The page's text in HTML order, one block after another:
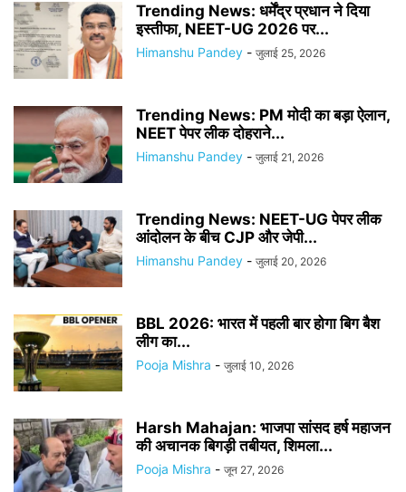
Trending News: धर्मेंद्र प्रधान ने दिया
इस्तीफा, NEET-UG 2026 पर...
Himanshu Pandey - जुलाई 25, 2026
Trending News: PM मोदी का बड़ा ऐलान,
NEET पेपर लीक दोहराने...
Himanshu Pandey - जुलाई 21, 2026
Trending News: NEET-UG पेपर लीक
आंदोलन के बीच CJP और जेपी...
Himanshu Pandey - जुलाई 20, 2026
BBL 2026: भारत में पहली बार होगा बिग बैश
लीग का...
Pooja Mishra - जुलाई 10, 2026
Harsh Mahajan: भाजपा सांसद हर्ष महाजन
की अचानक बिगड़ी तबीयत, शिमला...
Pooja Mishra - जून 27, 2026